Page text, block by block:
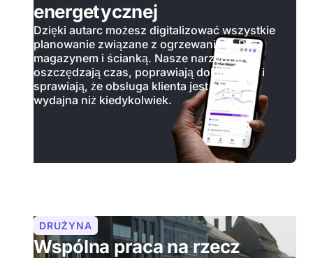
energetycznej
Dzięki autarc możesz digitalizować wszystkie
planowanie związane z ogrzewaniem, PV,
magazynem i ścianką. Nasze narzędzia
oszczędzają czas, poprawiają dokładność i
sprawiają, że obsługa klienta jest bardziej
wydajna niż kiedykolwiek.
DRUŻYNA
Wspólna praca na rzecz